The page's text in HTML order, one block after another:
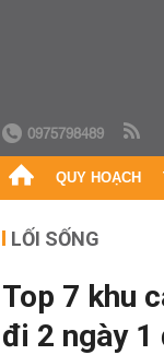
0975798489
QUY HOẠCH
LỐI SỐNG
Top 7 khu
đi 2 ngày 1